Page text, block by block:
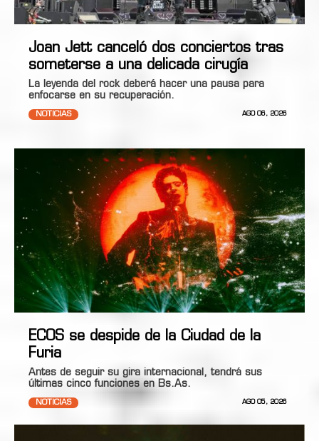
Joan Jett canceló dos conciertos tras
someterse a una delicada cirugía
La leyenda del rock deberá hacer una pausa para
enfocarse en su recuperación.
NOTICIAS AGO 06, 2026
ECOS se despide de la Ciudad de la
Furia
Antes de seguir su gira internacional, tendrá sus
últimas cinco funciones en Bs.As.
NOTICIAS AGO 05, 2026